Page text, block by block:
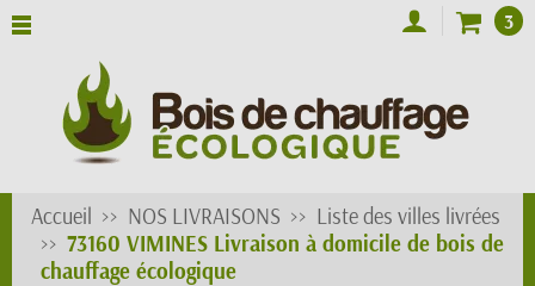
3
Accueil NOS LIVRAISONS
Liste des villes livrées
73160 VIMINES Livraison à domicile de bois de
chauffage écologique